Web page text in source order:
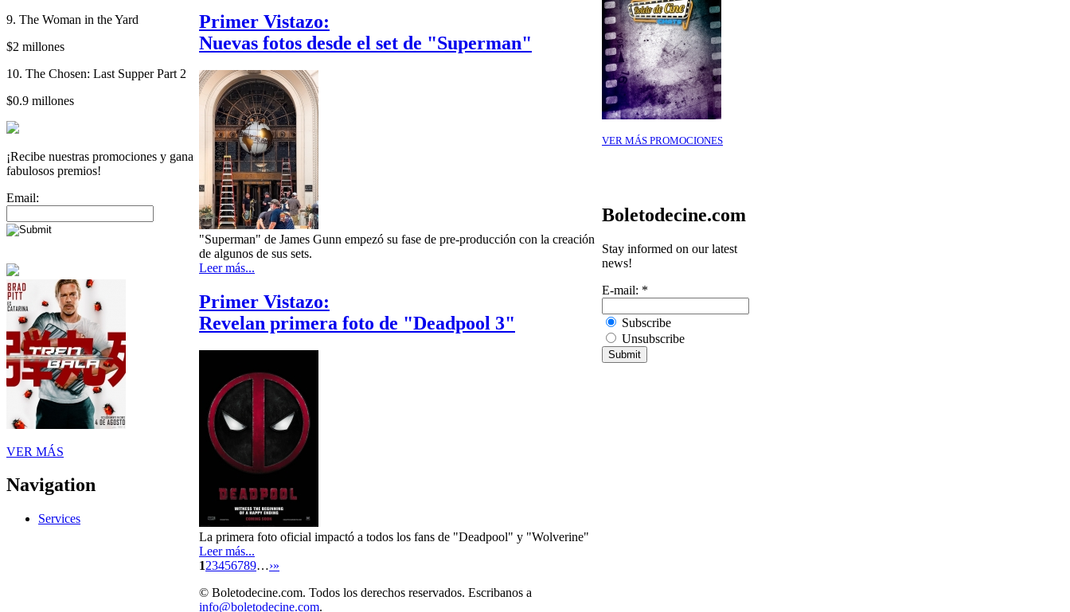
9. The Woman in the Yard
$2 millones
10. The Chosen: Last Supper Part 2
$0.9 millones
¡Recibe nuestras promociones y gana
fabulosos premios!
Email:
VER MÁS
Navigation
Services
Primer Vistazo:
Nuevas fotos desde el set de "Superman"
"Superman" de James Gunn empezó su fase de pre-producción con la creación
de algunos de sus sets.
Leer más...
Primer Vistazo:
Revelan primera foto de "Deadpool 3"
La primera foto oficial impactó a todos los fans de "Deadpool" y "Wolverine"
Leer más...
123456789…›»
VER MÁS PROMOCIONES
Boletodecine.com
Stay informed on our latest
news!
E-mail: *
Subscribe
Unsubscribe
© Boletodecine.com. Todos los derechos reservados. Escribanos a
info@boletodecine.com.